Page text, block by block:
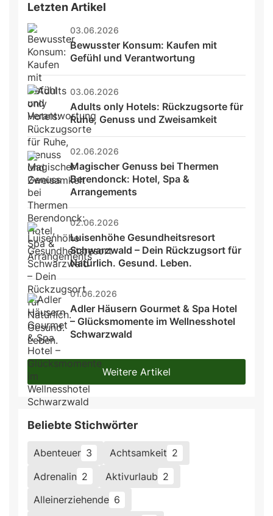
Letzten Artikel
03.06.2026
Bewusster Konsum: Kaufen mit
Gefühl und Verantwortung
03.06.2026
Adults only Hotels: Rückzugsorte für
Ruhe, Genuss und Zweisamkeit
02.06.2026
Magischer Genuss bei Thermen
Berendonck: Hotel, Spa &
Arrangements
02.06.2026
Luisenhöhe Gesundheitsresort
Schwarzwald – Dein Rückzugsort für
Natürlich. Gesund. Leben.
01.06.2026
Adler Häusern Gourmet & Spa Hotel
– Glücksmomente im Wellnesshotel
Schwarzwald
Weitere Artikel
Beliebte Stichwörter
Abenteuer 3 Achtsamkeit 2
Adrenalin 2 Aktivurlaub 2
Alleinerziehende 6